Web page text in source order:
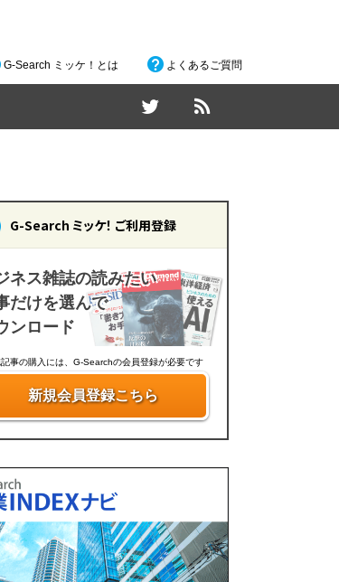
G-Search ミッケ！とは よくあるご質問
G-Search ミッケ！ ご利用登録
ネス雑誌の読みたい
だけを選んで
ンロード
事の購入には、G-Searchの会員登録が必要です
新規会員登録こちら